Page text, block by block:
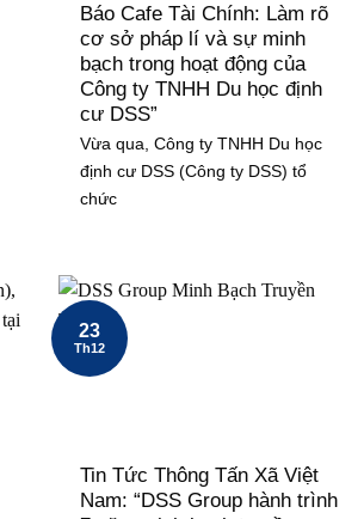
Báo Cafe Tài Chính: Làm rõ
cơ sở pháp lí và sự minh
bạch trong hoạt động của
Công ty TNHH Du học định
cư DSS”
Vừa qua, Công ty TNHH Du học
định cư DSS (Công ty DSS) tổ
chức
Tin Tức Thông Tấn Xã Việt
Nam: “DSS Group hành trình
23
Th12